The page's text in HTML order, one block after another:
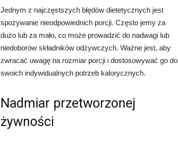
Jednym z najczęstszych błędów dietetycznych jest
spożywanie nieodpowiednich porcji. Często jemy za
dużo lub za mało, co może prowadzić do nadwagi lub
niedoborów składników odżywczych. Ważne jest, aby
zwracać uwagę na rozmiar porcji i dostosowywać go do
swoich indywidualnych potrzeb kalorycznych.
Nadmiar przetworzonej
żywności